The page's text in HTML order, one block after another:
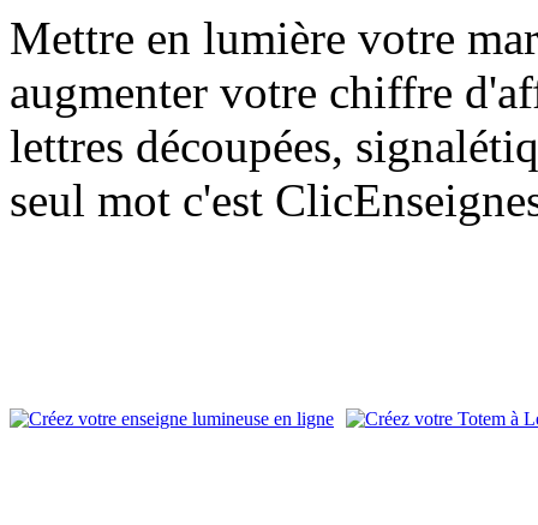
Mettre en lumière votre
augmenter votre chiffre
lettres découpées,
seul mot c'est